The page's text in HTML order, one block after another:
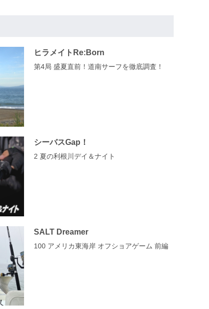
ヒラメイトRe:Born
第4局 盛夏直前！道南サーフを徹底調査！
シーバスGap！
2 夏の利根川デイ＆ナイト
SALT Dreamer
100 アメリカ東海岸 オフショアゲーム 前編